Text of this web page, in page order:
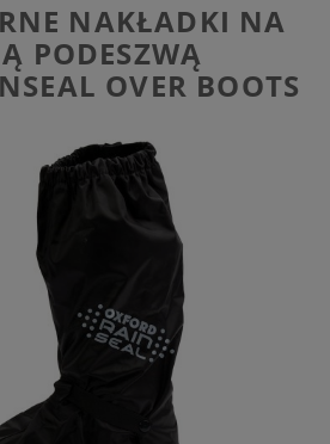
NAKŁADKI NA
PODESZWĄ
OVER BOOTS